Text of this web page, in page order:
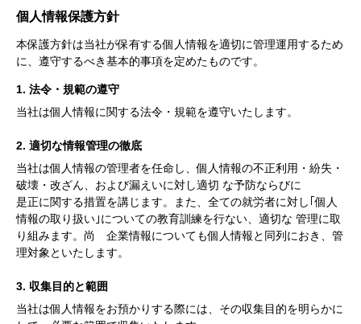
個人情報保護方針
本保護方針は当社が保有する個人情報を適切に管理運用するため
に、遵守するべき基本的事項を定めたものです。
1. 法令・規範の遵守
当社は個人情報に関する法令・規範を遵守いたします。
2. 適切な情報管理の徹底
当社は個人情報の管理者を任命し、個人情報の不正利用・紛失・
破壊・改ざん、および漏えいに対し適切 な予防ならびに
是正に関する措置を講じます。また、全ての就労者に対し｢個人
情報の取り扱い｣についての教育訓練を行ない、適切な 管理に取
り組みます。尚 企業情報についても個人情報と同列におき、管
理対象といたします。
3. 収集目的と範囲
当社は個人情報をお預かりする際には、その収集目的を明らかに